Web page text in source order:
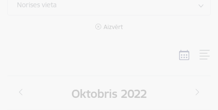
Norises vieta
Aizvērt
Oktobris 2022